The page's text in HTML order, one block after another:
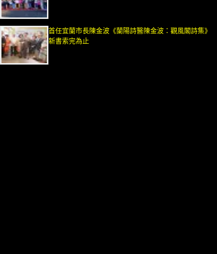
首任宜蘭市長陳金波《蘭陽詩醫陳金波：觀風閣詩集》
新書索完為止